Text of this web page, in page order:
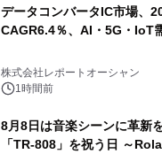
データコンバータIC市場、
CAGR6.4％、AI・5G・IoT
株式会社レポートオーシャン
1時間前
8月8日は音楽シーンに革新
「TR-808」を祝う日 ～